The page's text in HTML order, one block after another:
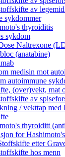
av
sykdommer
thyroiditis
sykdom
Naltrexone
(anatabine)
medisin mot
autoimmune
(over)vekt, mat
av
/ vekttap med
thyroiditt
for Hashimoto's
etter
hos menn